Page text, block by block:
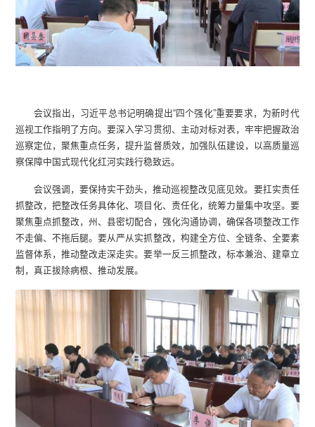
会议指出，习近平总书记明确提出“四个强化”重要要求，为新时代
巡视工作指明了方向。要深入学习贯彻、主动对标对表，牢牢把握政治
巡察定位，聚焦重点任务，提升监督质效，加强队伍建设，以高质量巡
察保障中国式现代化红河实践行稳致远。
会议强调，要保持实干劲头，推动巡视整改见底见效。要扛实责任
抓整改，把整改任务具体化、项目化、责任化，统筹力量集中攻坚。要
聚焦重点抓整改，州、县密切配合，强化沟通协调，确保各项整改工作
不走偏、不拖后腿。要从严从实抓整改，构建全方位、全链条、全要素
监督体系，推动整改走深走实。要举一反三抓整改，标本兼治、建章立
制，真正拔除病根、推动发展。